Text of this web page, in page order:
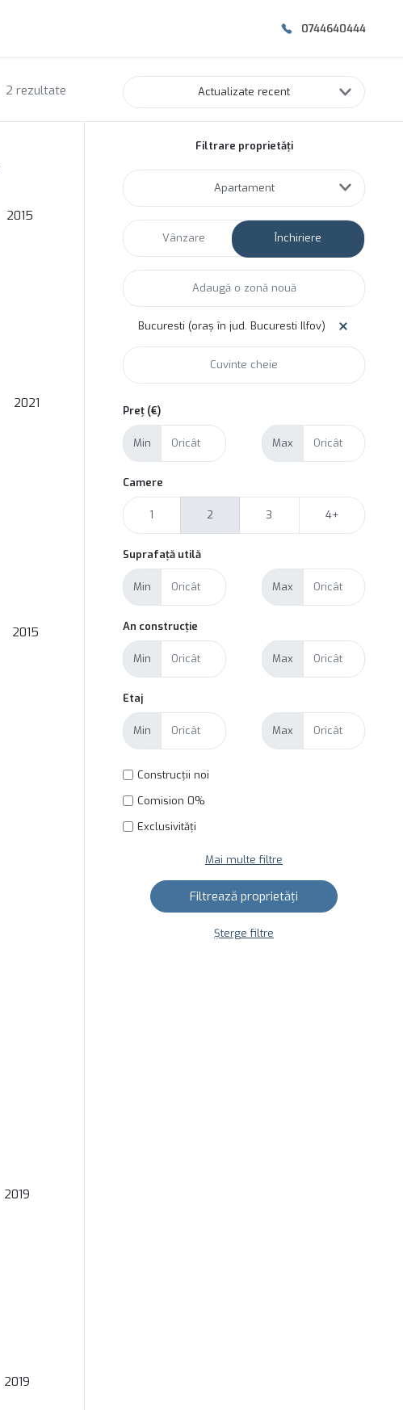
0744640444
2 rezultate Actualizate recent
2015
2021
2015
2019
2019
Filtrare proprietăți
Apartament
Vânzare Închiriere
Bucuresti (oraș în jud. Bucuresti Ilfov)
Preț (€)
Min Max
Camere
1 2 3 4+
Suprafață utilă
Min Max
An construcție
Min Max
Etaj
Min Max
Construcții noi
Comision 0%
Exclusivități
Mai multe filtre
Șterge filtre